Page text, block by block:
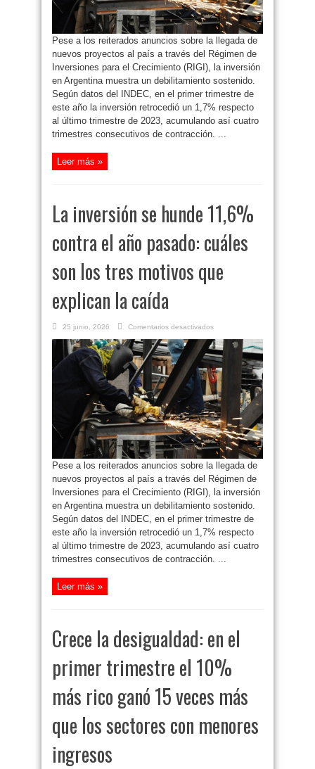
tres
motivos
que
explican
la
caída
Pese a los reiterados anuncios sobre la llegada de
nuevos proyectos al país a través del Régimen de
Inversiones para el Crecimiento (RIGI), la inversión
en Argentina muestra un debilitamiento sostenido.
Según datos del INDEC, en el primer trimestre de
este año la inversión retrocedió un 1,7% respecto
al último trimestre de 2023, acumulando así cuatro
trimestres consecutivos de contracción. ...
Leer más »
La inversión se hunde 11,6%
contra el año pasado: cuáles
son los tres motivos que
explican la caída
25 junio, 2026 Comentarios desactivados
inversión
se
hunde
11,6%
contra
el
año
pasado:
cuáles
son
los
tres
motivos
que
explican
la
caída
Pese a los reiterados anuncios sobre la llegada de
nuevos proyectos al país a través del Régimen de
Inversiones para el Crecimiento (RIGI), la inversión
en Argentina muestra un debilitamiento sostenido.
Según datos del INDEC, en el primer trimestre de
este año la inversión retrocedió un 1,7% respecto
al último trimestre de 2023, acumulando así cuatro
trimestres consecutivos de contracción. ...
Leer más »
Crece la desigualdad: en el
primer trimestre el 10%
más rico ganó 15 veces más
que los sectores con menores
ingresos